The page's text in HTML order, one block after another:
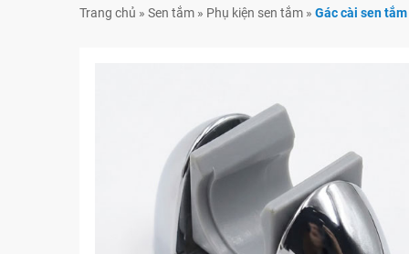
Trang chủ » Sen tắm » Phụ kiện sen tắm » Gác cài sen